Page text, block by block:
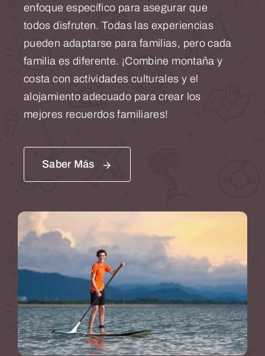
enfoque específico para asegurar que
todos disfruten. Todas las experiencias
pueden adaptarse para familias, pero cada
familia es diferente. ¡Combine montaña y
costa con actividades culturales y el
alojamiento adecuado para crear los
mejores recuerdos familiares!
Saber Más